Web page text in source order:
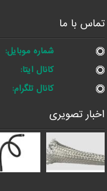
تماس با ما
شماره موبایل:
کانال ایتا:
کانال تلگرام:
اخبار تصویری